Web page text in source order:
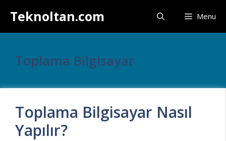
atlaTeknoltan.com Menu
Toplama Bilgisayar
Toplama Bilgisayar Nasıl
Yapılır?